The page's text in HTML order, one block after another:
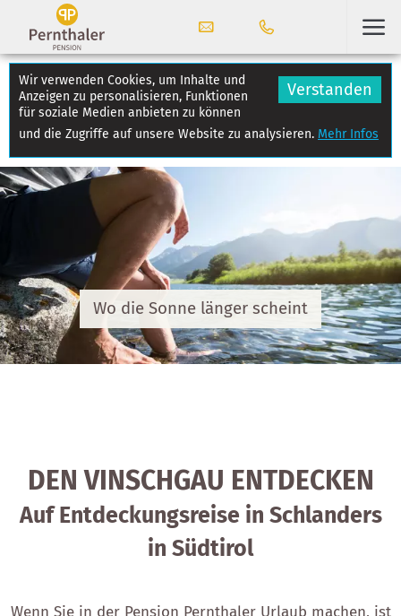
Verstanden
Wir verwenden Cookies, um Inhalte und
Anzeigen zu personalisieren, Funktionen
für soziale Medien anbieten zu können
und die Zugriffe auf unsere Website zu analysieren. Mehr Infos
Wo die Sonne länger scheint
DEN VINSCHGAU ENTDECKEN
Auf Entdeckungsreise in Schlanders
in Südtirol
Wenn Sie in der Pension Pernthaler Urlaub machen, ist